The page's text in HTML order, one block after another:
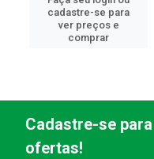
cadastre-se para
ver preços e
comprar
Cadastre-se
ofertas!